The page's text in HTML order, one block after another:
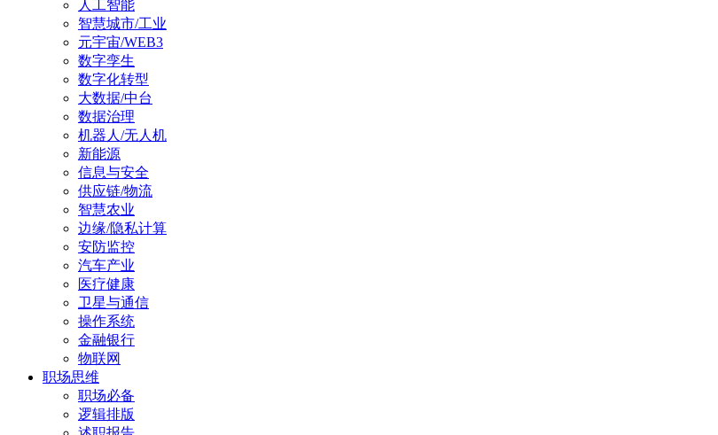
人工智能
智慧城市/工业
元宇宙/WEB3
数字孪生
数字化转型
大数据/中台
数据治理
机器人/无人机
新能源
信息与安全
供应链/物流
智慧农业
边缘/隐私计算
安防监控
汽车产业
医疗健康
卫星与通信
操作系统
金融银行
物联网
职场思维
职场必备
逻辑排版